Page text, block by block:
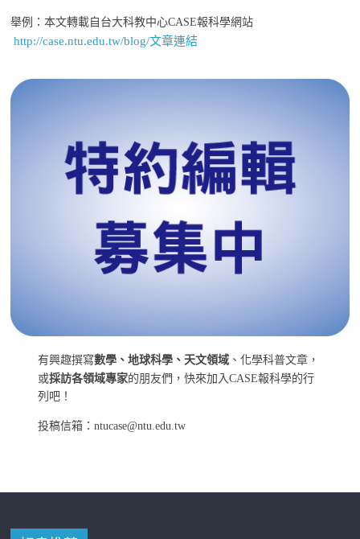
舉例：本文轉載自台大科教中心CASE報科學網站
http://case.ntu.edu.tw/blog/文章連結
有興趣撰寫數學、地球科學、天文領域 、化學科普文章，
或採訪各領域專家的朋友們，快來加入CASE報科學的行
列吧！
投稿信箱：ntucase@ntu.edu.tw